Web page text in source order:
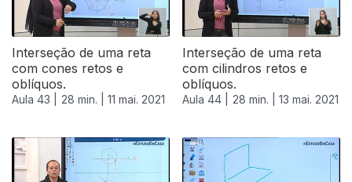
Interseção de uma reta
com cones retos e
oblíquos.
Aula 43 | 28 min. | 11 mai. 2021
Interseção de uma reta
com cilindros retos e
oblíquos.
Aula 44 | 28 min. | 13 mai. 2021
545226